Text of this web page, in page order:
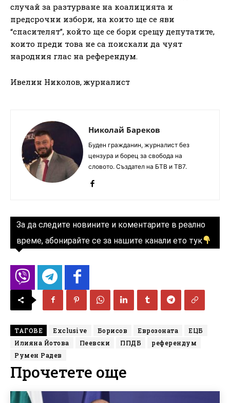
случай за разтурване на коалицията и
предсрочни избори, на които ще се яви
“спасителят”, който ще се бори срещу депутатите,
които преди това не са поискали да чуят
народния глас на референдум.
Ивелин Николов, журналист
Николай Бареков
Буден гражданин, журналист без
цензура и борец за свобода на
словото. Създател на БТВ и ТВ7.
За да следите новините и коментарите в реално
време, абонирайте се за нашите канали ето тук
ТАГОВЕ Exclusive Борисов Еврозоната
ЕЦБ
Илияна Йотова
Пеевски ППДБ
референдум
Румен Радев
Прочетете още